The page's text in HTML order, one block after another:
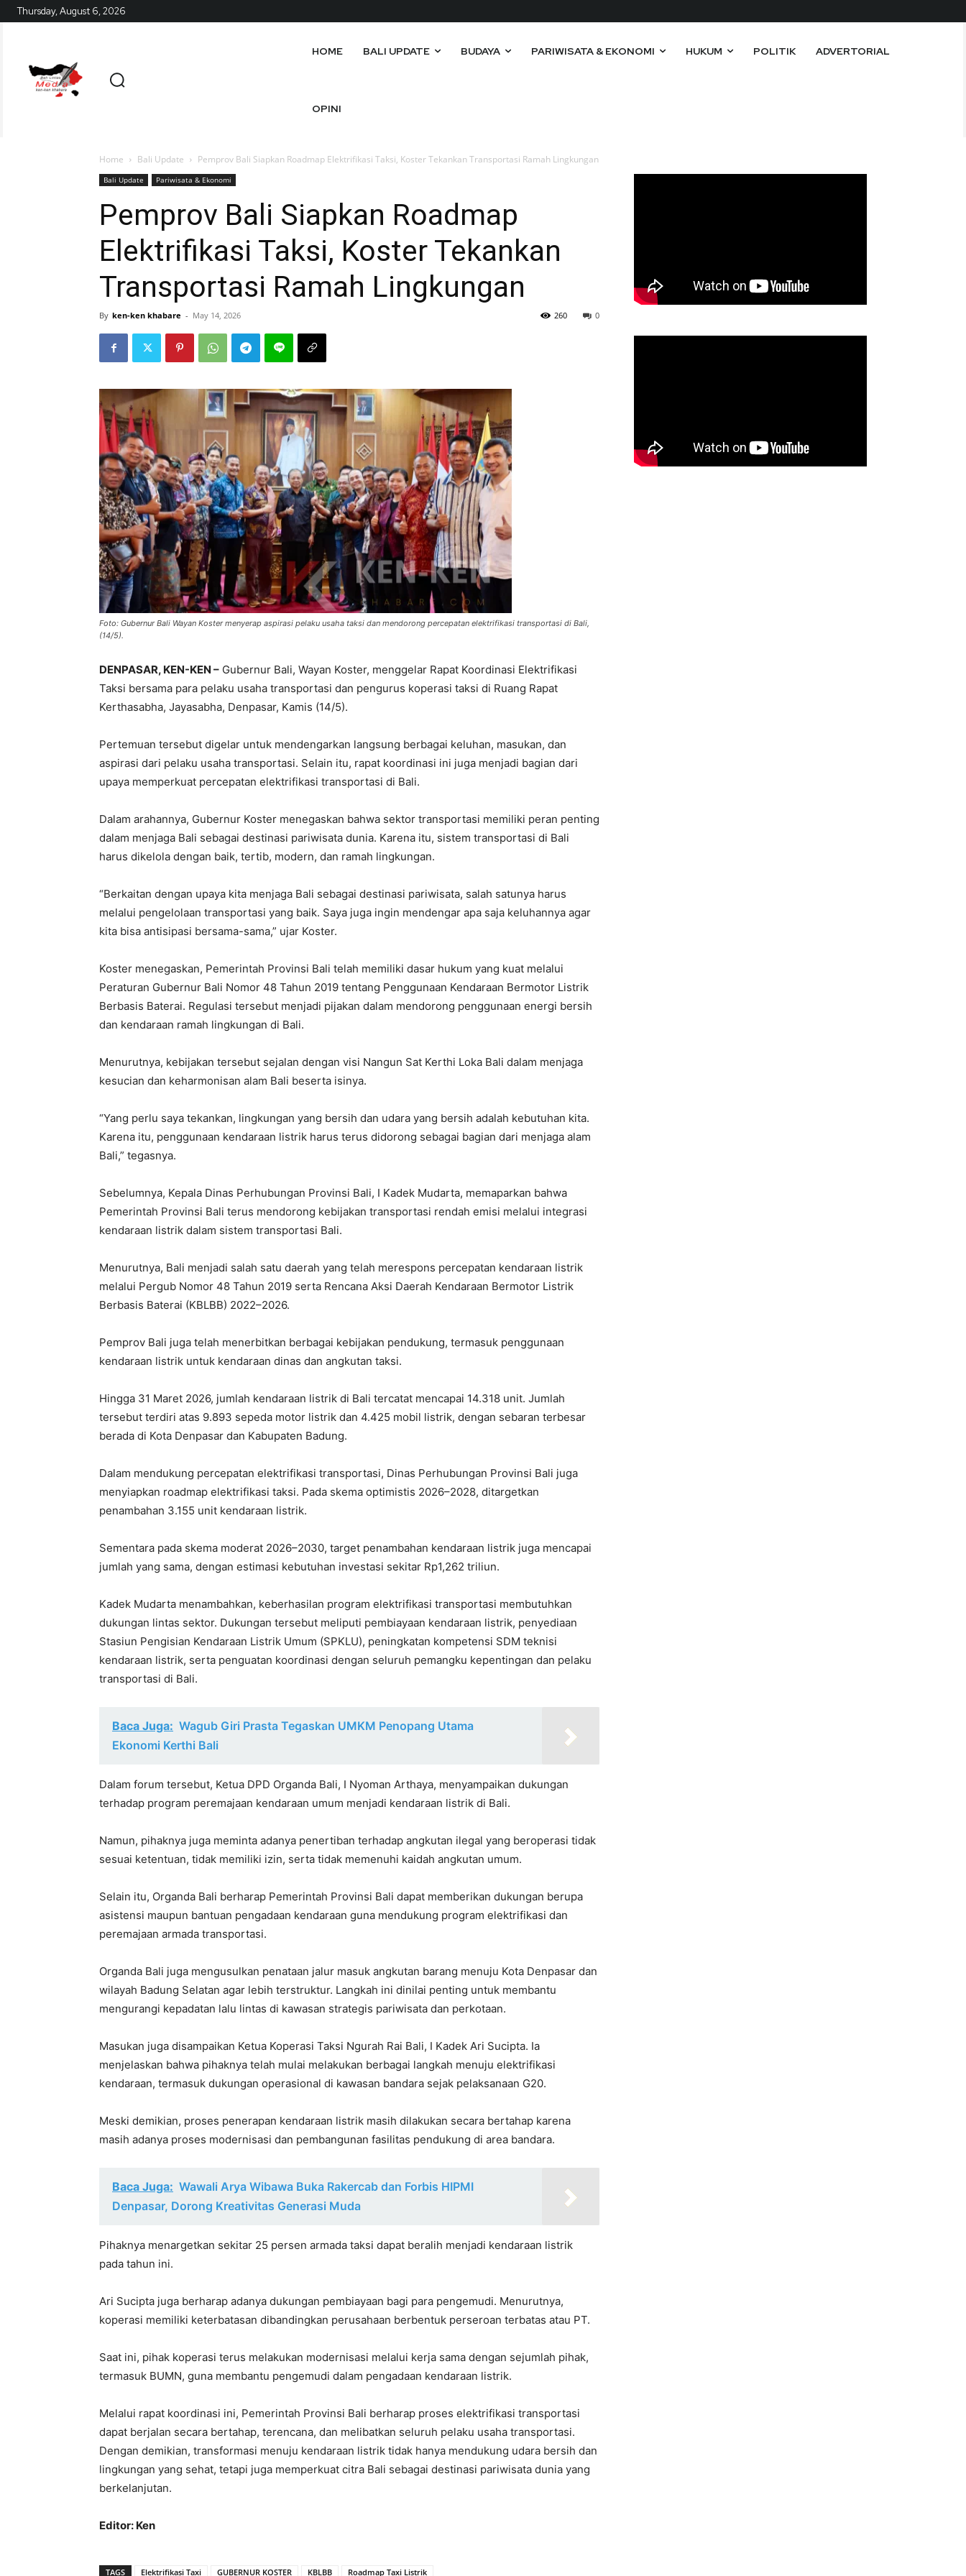
Thursday, August 6, 2026
HOME BALI UPDATE BUDAYA PARIWISATA & EKONOMI HUKUM POLITIK ADVERTORIAL
OPINI
Home Bali Update Pemprov Bali Siapkan Roadmap Elektrifikasi Taksi, Koster Tekankan Transportasi Ramah Lingkungan
Bali Update Pariwisata & Ekonomi
Pemprov Bali Siapkan Roadmap
Elektrifikasi Taksi, Koster Tekankan
Transportasi Ramah Lingkungan
By ken-ken khabare - May 14, 2026 0
260
Foto: Gubernur Bali Wayan Koster menyerap aspirasi pelaku usaha taksi dan mendorong percepatan elektrifikasi transportasi di Bali,
(14/5).
DENPASAR, KEN-KEN – Gubernur Bali, Wayan Koster, menggelar Rapat Koordinasi Elektrifikasi
Taksi bersama para pelaku usaha transportasi dan pengurus koperasi taksi di Ruang Rapat
Kerthasabha, Jayasabha, Denpasar, Kamis (14/5).
Pertemuan tersebut digelar untuk mendengarkan langsung berbagai keluhan, masukan, dan
aspirasi dari pelaku usaha transportasi. Selain itu, rapat koordinasi ini juga menjadi bagian dari
upaya memperkuat percepatan elektrifikasi transportasi di Bali.
Dalam arahannya, Gubernur Koster menegaskan bahwa sektor transportasi memiliki peran penting
dalam menjaga Bali sebagai destinasi pariwisata dunia. Karena itu, sistem transportasi di Bali
harus dikelola dengan baik, tertib, modern, dan ramah lingkungan.
“Berkaitan dengan upaya kita menjaga Bali sebagai destinasi pariwisata, salah satunya harus
melalui pengelolaan transportasi yang baik. Saya juga ingin mendengar apa saja keluhannya agar
kita bisa antisipasi bersama-sama,” ujar Koster.
Koster menegaskan, Pemerintah Provinsi Bali telah memiliki dasar hukum yang kuat melalui
Peraturan Gubernur Bali Nomor 48 Tahun 2019 tentang Penggunaan Kendaraan Bermotor Listrik
Berbasis Baterai. Regulasi tersebut menjadi pijakan dalam mendorong penggunaan energi bersih
dan kendaraan ramah lingkungan di Bali.
Menurutnya, kebijakan tersebut sejalan dengan visi Nangun Sat Kerthi Loka Bali dalam menjaga
kesucian dan keharmonisan alam Bali beserta isinya.
“Yang perlu saya tekankan, lingkungan yang bersih dan udara yang bersih adalah kebutuhan kita.
Karena itu, penggunaan kendaraan listrik harus terus didorong sebagai bagian dari menjaga alam
Bali,” tegasnya.
Sebelumnya, Kepala Dinas Perhubungan Provinsi Bali, I Kadek Mudarta, memaparkan bahwa
Pemerintah Provinsi Bali terus mendorong kebijakan transportasi rendah emisi melalui integrasi
kendaraan listrik dalam sistem transportasi Bali.
Menurutnya, Bali menjadi salah satu daerah yang telah merespons percepatan kendaraan listrik
melalui Pergub Nomor 48 Tahun 2019 serta Rencana Aksi Daerah Kendaraan Bermotor Listrik
Berbasis Baterai (KBLBB) 2022–2026.
Pemprov Bali juga telah menerbitkan berbagai kebijakan pendukung, termasuk penggunaan
kendaraan listrik untuk kendaraan dinas dan angkutan taksi.
Hingga 31 Maret 2026, jumlah kendaraan listrik di Bali tercatat mencapai 14.318 unit. Jumlah
tersebut terdiri atas 9.893 sepeda motor listrik dan 4.425 mobil listrik, dengan sebaran terbesar
berada di Kota Denpasar dan Kabupaten Badung.
Dalam mendukung percepatan elektrifikasi transportasi, Dinas Perhubungan Provinsi Bali juga
menyiapkan roadmap elektrifikasi taksi. Pada skema optimistis 2026–2028, ditargetkan
penambahan 3.155 unit kendaraan listrik.
Sementara pada skema moderat 2026–2030, target penambahan kendaraan listrik juga mencapai
jumlah yang sama, dengan estimasi kebutuhan investasi sekitar Rp1,262 triliun.
Kadek Mudarta menambahkan, keberhasilan program elektrifikasi transportasi membutuhkan
dukungan lintas sektor. Dukungan tersebut meliputi pembiayaan kendaraan listrik, penyediaan
Stasiun Pengisian Kendaraan Listrik Umum (SPKLU), peningkatan kompetensi SDM teknisi
kendaraan listrik, serta penguatan koordinasi dengan seluruh pemangku kepentingan dan pelaku
transportasi di Bali.
Baca Juga: Wagub Giri Prasta Tegaskan UMKM Penopang Utama
Ekonomi Kerthi Bali
Dalam forum tersebut, Ketua DPD Organda Bali, I Nyoman Arthaya, menyampaikan dukungan
terhadap program peremajaan kendaraan umum menjadi kendaraan listrik di Bali.
Namun, pihaknya juga meminta adanya penertiban terhadap angkutan ilegal yang beroperasi tidak
sesuai ketentuan, tidak memiliki izin, serta tidak memenuhi kaidah angkutan umum.
Selain itu, Organda Bali berharap Pemerintah Provinsi Bali dapat memberikan dukungan berupa
asistensi maupun bantuan pengadaan kendaraan guna mendukung program elektrifikasi dan
peremajaan armada transportasi.
Organda Bali juga mengusulkan penataan jalur masuk angkutan barang menuju Kota Denpasar dan
wilayah Badung Selatan agar lebih terstruktur. Langkah ini dinilai penting untuk membantu
mengurangi kepadatan lalu lintas di kawasan strategis pariwisata dan perkotaan.
Masukan juga disampaikan Ketua Koperasi Taksi Ngurah Rai Bali, I Kadek Ari Sucipta. Ia
menjelaskan bahwa pihaknya telah mulai melakukan berbagai langkah menuju elektrifikasi
kendaraan, termasuk dukungan operasional di kawasan bandara sejak pelaksanaan G20.
Meski demikian, proses penerapan kendaraan listrik masih dilakukan secara bertahap karena
masih adanya proses modernisasi dan pembangunan fasilitas pendukung di area bandara.
Baca Juga: Wawali Arya Wibawa Buka Rakercab dan Forbis HIPMI
Denpasar, Dorong Kreativitas Generasi Muda
Pihaknya menargetkan sekitar 25 persen armada taksi dapat beralih menjadi kendaraan listrik
pada tahun ini.
Ari Sucipta juga berharap adanya dukungan pembiayaan bagi para pengemudi. Menurutnya,
koperasi memiliki keterbatasan dibandingkan perusahaan berbentuk perseroan terbatas atau PT.
Saat ini, pihak koperasi terus melakukan modernisasi melalui kerja sama dengan sejumlah pihak,
termasuk BUMN, guna membantu pengemudi dalam pengadaan kendaraan listrik.
Melalui rapat koordinasi ini, Pemerintah Provinsi Bali berharap proses elektrifikasi transportasi
dapat berjalan secara bertahap, terencana, dan melibatkan seluruh pelaku usaha transportasi.
Dengan demikian, transformasi menuju kendaraan listrik tidak hanya mendukung udara bersih dan
lingkungan yang sehat, tetapi juga memperkuat citra Bali sebagai destinasi pariwisata dunia yang
berkelanjutan.
Editor: Ken
TAGS Elektrifikasi Taxi GUBERNUR KOSTER KBLBB Roadmap Taxi Listrik